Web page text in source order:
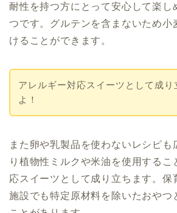
耐性を持つ方にとって安心して楽し
つです。グルテンを含まないため小
けることができます。
アレルギー対応スイーツとして成り
よ！
また卵や乳製品を使わないレシピも
り植物性ミルクや米油を使用するこ
応スイーツとして成り立ちます。保
施設でも特定原材料を除いたおやつ